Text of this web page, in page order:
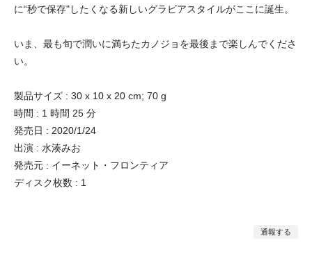
に“秒で保存"したくなる新しいグラビアスタイルがここに誕生。
いま、最も旬で潤いに満ちたカノジョを最後まで楽しんでくださ
い。
製品サイズ : 30 x 10 x 20 cm; 70 g
時間 : 1 時間 25 分
発売日 : 2020/1/24
出演 : 水湊みお
発売元 : イーネット・フロンティア
ディスク枚数 : 1
通報する